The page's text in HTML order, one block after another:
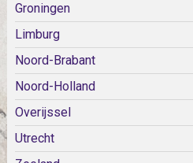
Groningen
Limburg
Noord-Brabant
Noord-Holland
Overijssel
Utrecht